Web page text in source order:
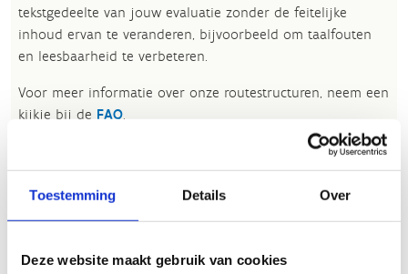
Toestemming Details Over
Deze website maakt gebruik van cookies
tekstgedeelte van jouw evaluatie zonder de feitelijke
inhoud ervan te veranderen, bijvoorbeeld om taalfouten
en leesbaarheid te verbeteren.​
Voor meer informatie over onze routestructuren, neem een
kijkje bij de FAQ.
Wil je een probleem melden op een route? Ga dan naar
hetRoutemeldpunt.
Heb je een vraag, contacteer ons via